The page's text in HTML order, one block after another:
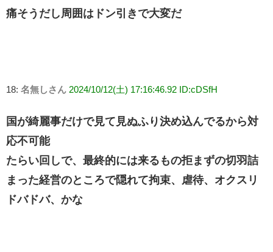
痛そうだし周囲はドン引きで大変だ
18: 名無しさん 2024/10/12(土) 17:16:46.92 ID:cDSfH
国が綺麗事だけで見て見ぬふり決め込んでるから対
応不可能
たらい回しで、最終的には来るもの拒まずの切羽詰
まった経営のところで隠れて拘束、虐待、オクスリ
ドバドバ、かな